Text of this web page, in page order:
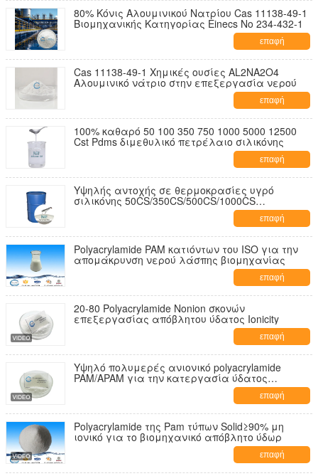
80% Κόνις Αλουμινικού Νατρίου Cas 11138-49-1
Βιομηχανικής Κατηγορίας Einecs No 234-432-1
επαφή
Cas 11138-49-1 Χημικές ουσίες AL2NA2O4
Αλουμινικό νάτριο στην επεξεργασία νερού
επαφή
100% καθαρό 50 100 350 750 1000 5000 12500
Cst Pdms διμεθυλικό πετρέλαιο σιλικόνης
επαφή
Υψηλής αντοχής σε θερμοκρασίες υγρό
σιλικόνης 50CS/350CS/500CS/1000CS
επαφή
Polyacrylamide PAM κατιόντων του ISO για την
απομάκρυνση νερού λάσπης βιομηχανίας
επαφή
20-80 Polyacrylamide Nonion σκονών
επεξεργασίας απόβλητου ύδατος Ionicity
επαφή
Υψηλό πολυμερές ανιονικό polyacrylamide
PAM/APAM για την κατεργασία ύδατος
επαφή
Polyacrylamide της Pam τύπων Solid≥90% μη
ιονικό για το βιομηχανικό απόβλητο ύδωρ
επαφή